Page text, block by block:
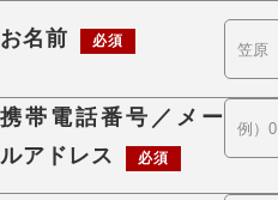
お名前 必須
携帯電話番号／メー
ルアドレス
必須